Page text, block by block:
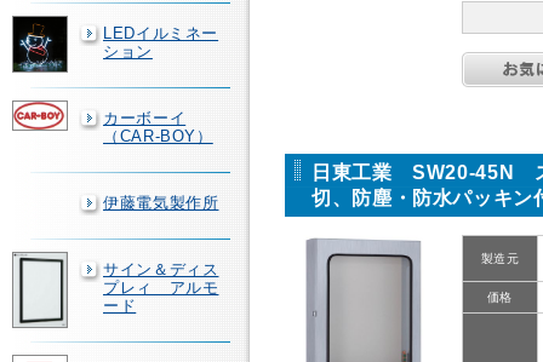
LEDイルミネー
ション
カーボーイ
（CAR-BOY）
伊藤電気製作所
サイン＆ディス
プレィ アルモ
ード
日東工業 SW20-45N
切、防塵・防水パッキン
製造元
価格